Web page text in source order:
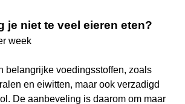
je niet te veel eieren eten?
week
belangrijke voedingsstoffen, zoals
en eiwitten, maar ook verzadigd
De aanbeveling is daarom om maar